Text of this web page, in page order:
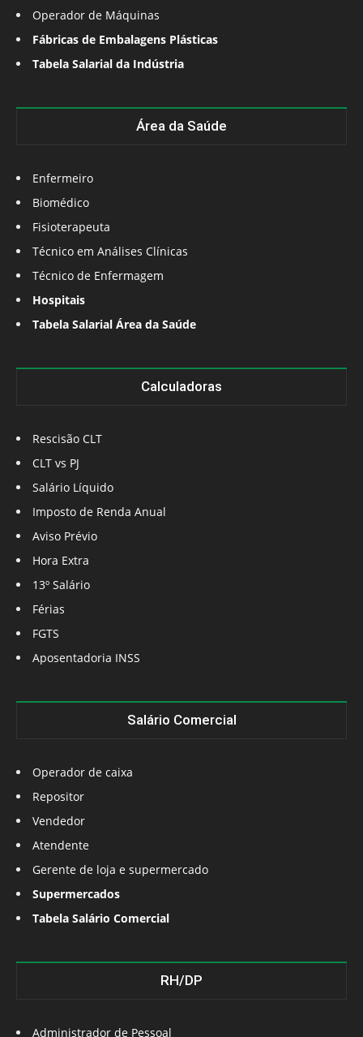
Operador de Máquinas
Fábricas de Embalagens Plásticas
Tabela Salarial da Indústria
Área da Saúde
Enfermeiro
Biomédico
Fisioterapeuta
Técnico em Análises Clínicas
Técnico de Enfermagem
Hospitais
Tabela Salarial Área da Saúde
Calculadoras
Rescisão CLT
CLT vs PJ
Salário Líquido
Imposto de Renda Anual
Aviso Prévio
Hora Extra
13º Salário
Férias
FGTS
Aposentadoria INSS
Salário Comercial
Operador de caixa
Repositor
Vendedor
Atendente
Gerente de loja e supermercado
Supermercados
Tabela Salário Comercial
RH/DP
Administrador de Pessoal